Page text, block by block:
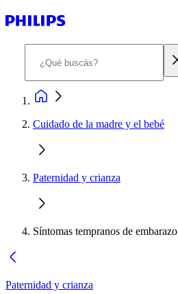
Cuidado de la madre y el bebé
Paternidad y crianza
Síntomas tempranos de embarazo
Paternidad y crianza